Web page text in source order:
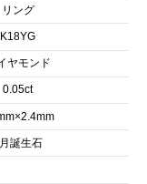
リング
K18YG
ヤモンド
0.05ct
誕生石